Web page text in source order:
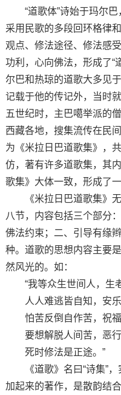
“道歌体”诗始于玛尔巴
采用民歌的多段回环格律
观点、修法途径、修法感
功利，心向佛法，形成了“
尔巴和热琼的道歌大多见
记载于他的传记外，当时
五世纪时，主巴噶举派的
西藏各地，搜集流传在民
为《米拉日巴道歌集》，
仿，著有许多道歌集，其
歌集》大体一致，形成了
《米拉日巴道歌集》无
八节，内容包括三个部分
佛法约束；二、引导有缘
种。道歌的思想内容主要
然风光的。如：
“我等众生世间人，生老
人人难逃皆自知，安乐
怕苦反倒自作苦，祝福
要想解脱人间苦，恶行
死时修法是正途。”
《道歌》名曰“诗集”，
加起来的著作，是散韵结